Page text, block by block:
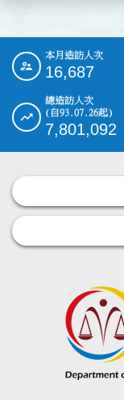
::: 本月造訪人次
16,687
總造訪人次
(自93.07.26起)
7,801,092